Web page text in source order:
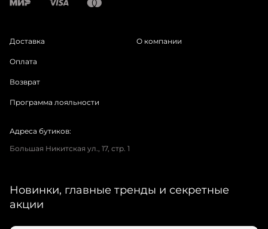
Доставка
Оплата
Возврат
Программа лояльности
О компании
Адреса бутиков:
Большая Никитская ул., 17, стр. 1
Новинки, главные тренды и секретные
акции